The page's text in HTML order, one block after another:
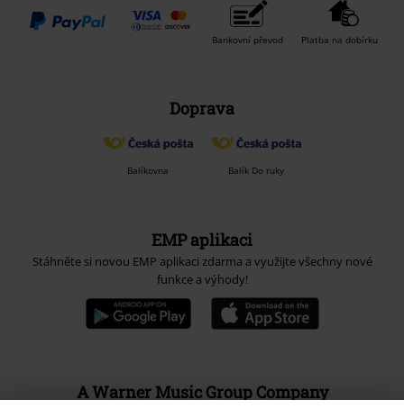
Bankovní převod Platba na dobírku
Doprava
Balíkovna Balík Do ruky
EMP aplikaci
Stáhněte si novou EMP aplikaci zdarma a využijte všechny nové
funkce a výhody!
A Warner Music Group Company